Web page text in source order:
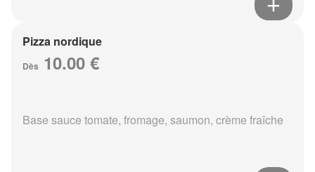
Pizza nordique
Dès 10.00 €
Base sauce tomate, fromage, saumon, crème fraîche